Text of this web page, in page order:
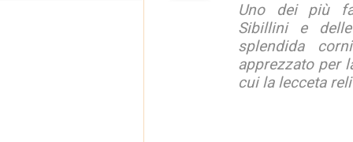
Uno dei più
Sibillini e
splendida
apprezzato per
cui la lecceta